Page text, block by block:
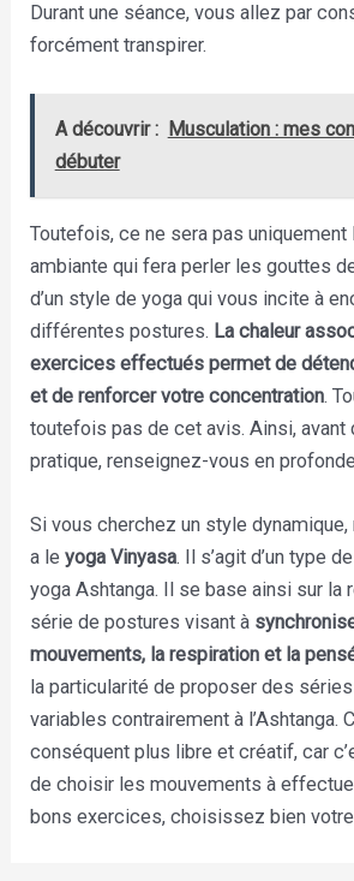
Durant une séance, vous allez par
forcément transpirer.
A découvrir : Musculation : mes
débuter
Toutefois, ce ne sera pas uniquement
ambiante qui fera perler les gouttes
d’un style de yoga qui vous incite à
différentes postures. La chaleur
exercices effectués permet de
et de renforcer votre concentration.
toutefois pas de cet avis. Ainsi, avant
pratique, renseignez-vous en
Si vous cherchez un style
a leyoga Vinyasa. Il s’agit d’un type
yoga Ashtanga. Il se base ainsi sur la
série de postures visant à
mouvements, la respiration et la
la particularité de proposer des
variables contrairement à l’Ashtanga.
conséquent plus libre et créatif, car
de choisir les mouvements à
bons exercices, choisissez bien